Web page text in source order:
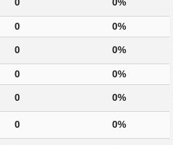
0 0%
0 0%
0 0%
0 0%
0 0%
0 0%